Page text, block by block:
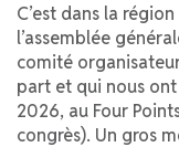
C’est dans la
l’assemblée
comité
part et qui nous
2026, au Four
congrès). Un gros